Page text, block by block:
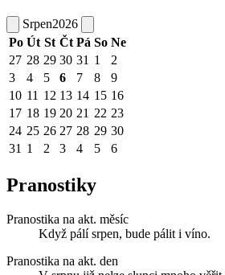
Srpen2026
Po Út St Čt Pá So Ne
27 28 29 30 31 1
2
3
4 5 6 7 8
9
10 11 12 13 14 15 16
17 18 19 20 21 22 23
24 25 26 27 28 29 30
31 1 2 3 4 5 6
Pranostiky
Pranostika na akt. měsíc
Když pálí srpen, bude pálit i víno.
Pranostika na akt. den